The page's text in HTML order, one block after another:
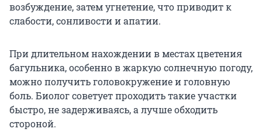
возбуждение, затем угнетение, что приводит к
слабости, сонливости и апатии.
При длительном нахождении в местах цветения
багульника, особенно в жаркую солнечную погоду,
можно получить головокружение и головную
боль. Биолог советует проходить такие участки
быстро, не задерживаясь, а лучше обходить
стороной.